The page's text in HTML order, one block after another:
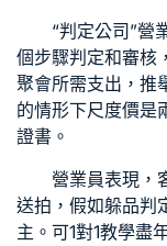
“判定公司”營
個步驟判定和審核
聚會所需支出，推
的情形下尺度價是
證書。
營業員表現，
送拍，假如躲品判
主。可1對1教學盡